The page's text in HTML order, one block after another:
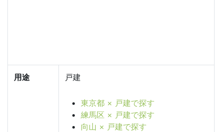
用途 戸建
東京都 × 戸建で探す
練馬区 × 戸建で探す
向山 × 戸建で探す